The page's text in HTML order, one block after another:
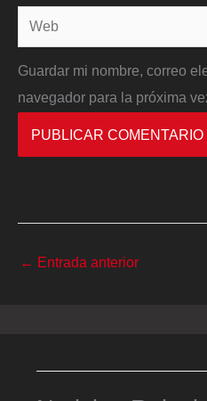
Web
Guardar mi nombre, correo
navegador para la próxima
← Entrada anterior